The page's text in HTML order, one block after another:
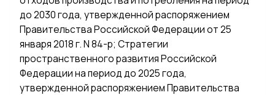
до 2030 года, утвержденной распоряжением
Правительства Российской Федерации от 25
января 2018 г. N 84-р; Стратегии
пространственного развития Российской
Федерации на период до 2025 года,
утвержденной распоряжением Правительства